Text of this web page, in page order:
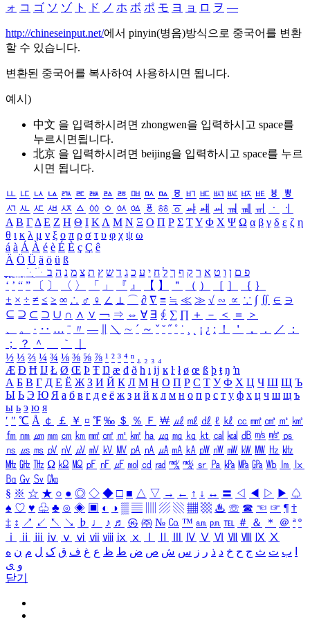
ォ コ ゴ ソ ゾ ト ド ノ ホ ボ ポ モ ヨ ョ ロ ヲ ―
http://chineseinput.net/에서 pinyin(병음)방식으로 중국어를 변환
할 수 있습니다.
변환된 중국어를 복사하여 사용하시면 됩니다.
예시)
中文 을 입력하시려면 zhongwen을 입력하시고 space를
누르시면됩니다.
北京 을 입력하시려면 beijing을 입력하시고 space를 누르
시면 됩니다.
ㅥ ㅦ ㅧ ㅨ ㅩ ㅪ ㅫ ㅬ ㅭ ㅮ ㅯ ㅰ ㅱ ㅲ ㅳ ㅴ ㅵ ㅶ ㅷ ㅸ
ㅹ
ㅺ ㅻ ㅼ ㅽ ㅾ ㅿ ㆀ ㆁ ㆂ ㆃ ㆄ ㆅ ㆆ ㆇ ㆈ ㆉ ㆊ ㆋ ㆌ ㆍ
ㆎ
Α Β ΓΔ Ε Ζ Η Θ Ι ΚΛ Μ Ν Ξ Ο Π Ρ Σ ΤΥ Φ Χ Ψ Ω α β γ δ ε ζ η
θ ι κ λ μ ν ξ ο π ρ σ τ υ φ χ ψ ω
á à Á À é è É È ç Ç ê
Ä Ö Ü ä ö ü ß
ִֶֹ ֻּ ׁׂ פ ם ן ו ט א ר ק ף ך ל ח י ע כ ג ד ש ץ ת צ מ נ ה ב
‘ ’ “ ” 〔 〕 〈 〉 「 」 『 』 【 】 ＂ （ ） ［ ］ ｛ ｝
± × ÷ ≠ ≤ ≥ ∞ ∴ ♂ ♀ ∠ ⊥ ⌒ ∂ ∇ ≡ ≒ ≪ ≫ √ ∽ ∝ ∵ ∫ ∬ ∈ ∋
⊆ ⊇ ⊂ ⊃ ∪ ∩ ∧ ∨ ￢ ⇒ ⇔ ∀ ∃ ∮ ∑ ∏ ＋ － ＜ ＝
＞
、
。 · ‥ … ¨ 〃 ― ＼ ∼ ´ ～ ˇ ˘ ˝ ˚ ˙ ¸ ¡ ¿ ː ！ ＇ ， ． ／
：
；
？ ＾ ｀
½ ⅓ ⅔ ¼ ¾ ⅛ ⅜ ⅝ ⅞ ¹ ² ³ ⁴ ⁿ ₁ ₂ ₃ ₄
Æ Ð Ħ Ĳ Ł Ø Œ Þ Ŧ Ŋ æ đ ð ħ ı ĳ ĸ ŀ ł ø œ ß þ ŧ ŋ ŉ
А Б В Г Д Е Ё Ж З И Й К Л М Н О П Р С Т У Ф Х Ц Ч Ш Щ Ъ
Ы Ь Э Ю Я а б в г д е ё ж з и й к л м н о п р с т у ф х ц ч ш щ ъ
ы ь э ю я
′ ″ ℃ Å ￠ ￡ ￥ ¤ ℉ ‰ ＄ ％ Ｆ ￦ ㎕ ㎖ ㎗ ℓ ㎘ ㏄ ㎣ ㎤ ㎥ ㎦
㎙ ㎚ ㎛ ㎜ ㎝ ㎞ ㎟ ㎠ ㎡ ㎢ ㏊ ㎍ ㎎ ㎏ ㏏ ㎈ ㎉ ㏈ ㎧ ㎨ ㎰
㎱ ㎲ ㎳ ㎴ ㎵ ㎶ ㎷ ㎸ ㎹ ㎀ ㎁ ㎂ ㎃ ㎄ ㎺ ㎻ ㎽ ㎾ ㎿ ㎐ ㎑
㎒ ㎓ ㎔ Ω ㏀ ㏁ ㎊ ㎋ ㎌ ㏖ ㏅ ㎭ ㎮ ㎯ ㏛ ㎩ ㎪ ㎫ ㎬ ㏝ ㏐
㏓
㏃ ㏉ ㏜ ㏆
§ ※ ☆ ★ ○ ● ◎ ◇ ◆ □ ■ △ ▽ → ← ↑ ↓ ↔ 〓 ◁ ◀ ▷ ▶ ♤
♠ ♡ ♥ ♧ ♣ ⊙ ◈ ▣ ◐ ◑ ▒ ▤ ▨ ▧ ▦ ▩ ♨ ☏ ☎ ☜ ☞ ¶ †
‡ ↕ ↗ ↙ ↖ ↘ ♭ ♩ ♪ ♬ ㉿ ㈜ № ㏇ ™ ㏂ ㏘ ℡ ＃ ＆ ＊ ＠ ª º
ⅰ
ⅱ ⅲ ⅳ ⅴ ⅵ ⅶ ⅷ ⅸ ⅹ Ⅳ Ⅴ Ⅵ Ⅶ Ⅷ Ⅸ Ⅹ
ب ت ث ج ح خ د ذ ر ز س ش ص ض ط ظ ع غ ف ق ک ل م ن ه
و ی
닫기